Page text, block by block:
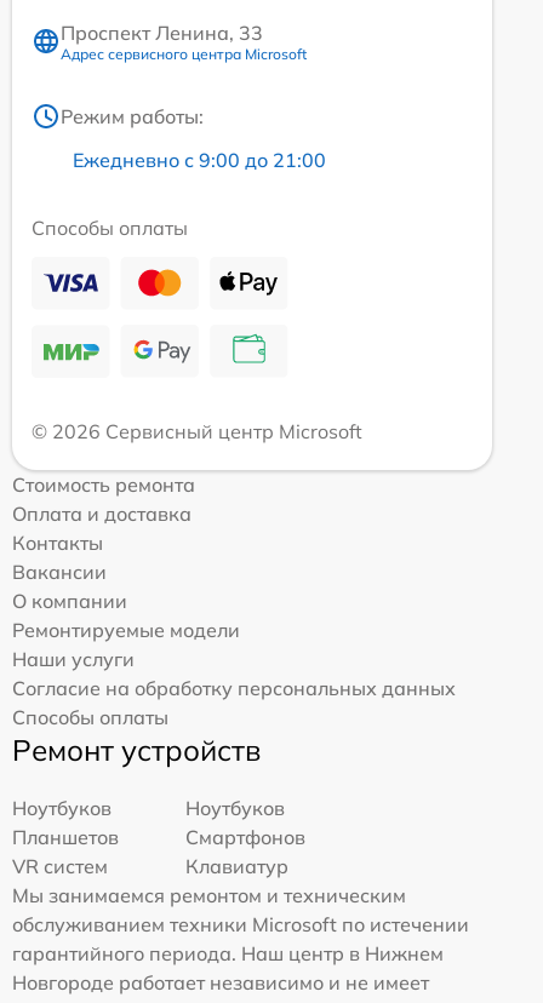
Проспект Ленина, 33
Адрес сервисного центра Microsoft
Режим работы:
Ежедневно с 9:00 до 21:00
Способы оплаты
© 2026 Сервисный центр Microsoft
Стоимость ремонта
Оплата и доставка
Контакты
Вакансии
О компании
Ремонтируемые модели
Наши услуги
Согласие на обработку персональных данных
Способы оплаты
Ремонт устройств
Ноутбуков
Ноутбуков
Планшетов
Смартфонов
VR систем
Клавиатур
Мы занимаемся ремонтом и техническим
обслуживанием техники Microsoft по истечении
гарантийного периода. Наш центр в Нижнем
Новгороде работает независимо и не имеет